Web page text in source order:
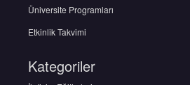
Üniversite Programları
Etkinlik Takvimi
Kategoriler